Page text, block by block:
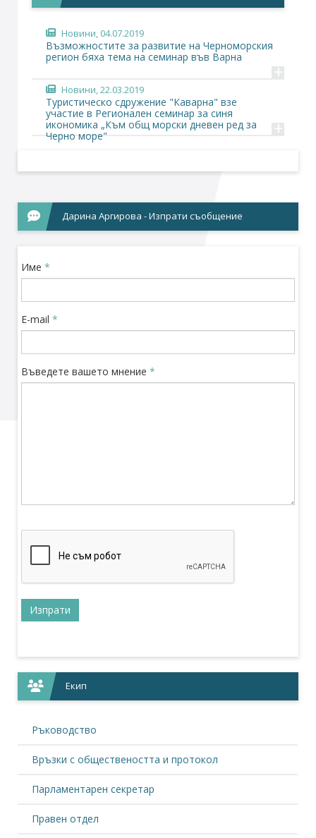
Новини, 04.07.2019
Възможностите за развитие на Черноморския
регион бяха тема на семинар във Варна
+
Новини, 22.03.2019
Туристическо сдружение "Каварна" взе
участие в Регионален семинар за синя
икономика „Към общ морски дневен ред за
Черно море"
+
Дарина Аргирова - Изпрати съобщение
Име *
E-mail *
Въведете вашето мнение *
Екип
Ръководство
Връзки с обществеността и протокол
Парламентарен секретар
Правен отдел